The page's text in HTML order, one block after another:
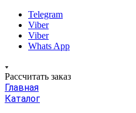
Telegram
Viber
Viber
Whats App
Рассчитать заказ
Главная
Каталог